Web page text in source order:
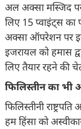
अल अक्सा मस्जिद
लिए 15 प्वाइंट्स का
अक्सा ऑपरेशन पर
इजरायल को हमास
लिए तैयार रहने की
फिलिस्तीन का भी
फिलिस्तीनी
हम हिंसा को